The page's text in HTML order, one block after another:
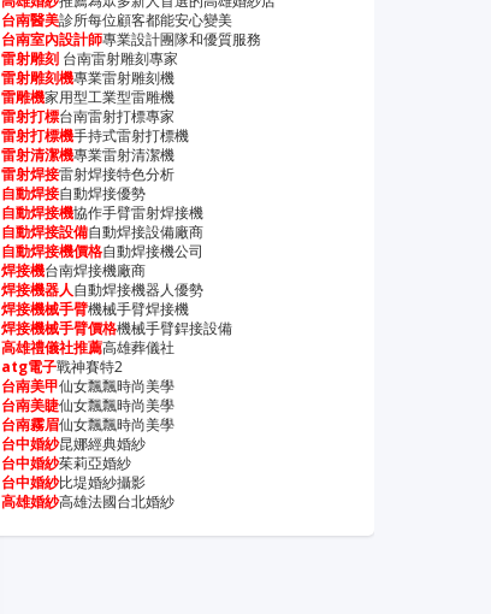
台南醫美診所每位顧客都能安心變美
台南室內設計師專業設計團隊和優質服務
雷射雕刻 台南雷射雕刻專家
雷射雕刻機專業雷射雕刻機
雷雕機家用型工業型雷雕機
雷射打標台南雷射打標專家
雷射打標機手持式雷射打標機
雷射清潔機專業雷射清潔機
雷射焊接雷射焊接特色分析
自動焊接自動焊接優勢
自動焊接機協作手臂雷射焊接機
自動焊接設備自動焊接設備廠商
自動焊接機價格自動焊接機公司
焊接機台南焊接機廠商
焊接機器人自動焊接機器人優勢
焊接機械手臂機械手臂焊接機
焊接機械手臂價格機械手臂銲接設備
高雄禮儀社推薦高雄葬儀社
atg電子戰神賽特2
台南美甲仙女飄飄時尚美學
台南美睫仙女飄飄時尚美學
台南霧眉仙女飄飄時尚美學
台中婚紗昆娜經典婚紗
台中婚紗茱莉亞婚紗
台中婚紗比堤婚紗攝影
高雄婚紗高雄法國台北婚紗